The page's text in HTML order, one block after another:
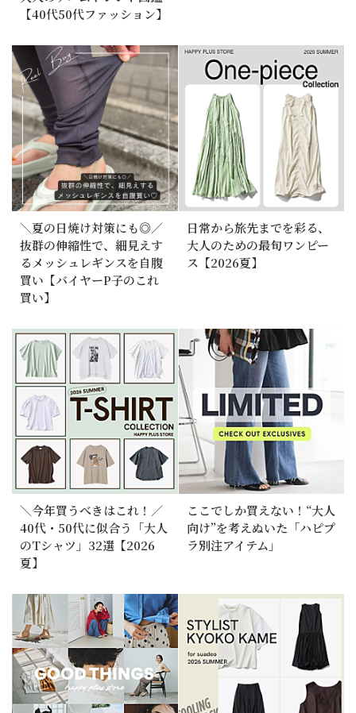
【40代50代ファッション】
＼夏の日焼け対策にも◎／
抜群の伸縮性で、細見えす
るメッシュレギンスを自腹
買い【バイヤーP子のこれ
買い】
日常から旅先までを彩る、
大人のための最旬ワンピー
ス【2026夏】
＼今年買うべきはこれ！／
40代・50代に似合う「大人
のTシャツ」32選【2026
夏】
ここでしか買えない！“大人
向け”を考えぬいた「ハピプ
ラ別注アイテム」